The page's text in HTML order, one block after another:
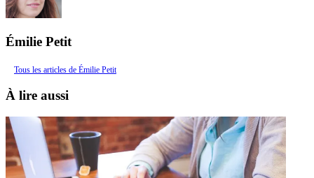
Émilie Petit
Tous les articles de Émilie Petit
À lire aussi